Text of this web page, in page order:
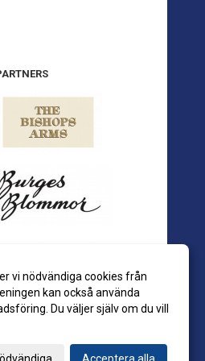
vi nödvändiga cookies från
kan också använda
Du väljer själv om du vill